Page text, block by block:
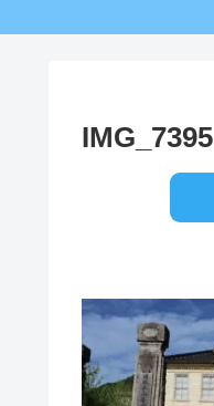
IMG_7395